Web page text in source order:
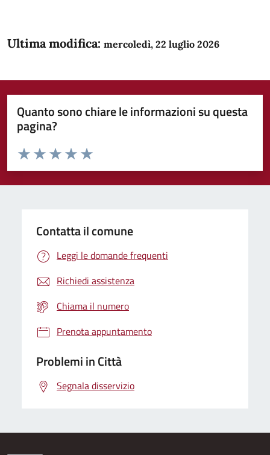
Ultima modifica: mercoledì, 22 luglio 2026
Quanto sono chiare le informazioni su questa
pagina?
Domanda
Valuta da 1 a 5 stelle la pagina
Valuta 5 stelle su 5
Valuta 4 stelle su 5
Valuta 3 stelle su 5
Valuta 2 stelle su 5
Valuta 1 stelle su 5
Contatta il comune
Leggi le domande frequenti
Richiedi assistenza
Chiama il numero
Prenota appuntamento
Problemi in Città
Segnala disservizio